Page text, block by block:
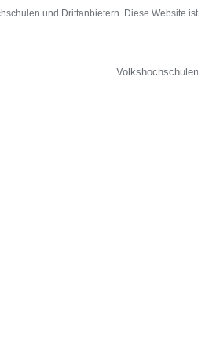
und Drittanbietern. Diese
Volkshochschulen